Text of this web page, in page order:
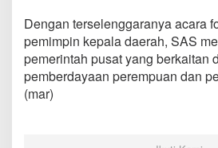
Dengan terselenggaranya acara
pemimpin kepala daerah, SAS
pemerintah pusat yang berkaitan
pemberdayaan perempuan dan
(mar)